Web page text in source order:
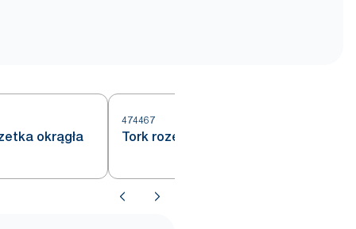
okrągła
474467
Tork rozetka Insisi okrągła biała